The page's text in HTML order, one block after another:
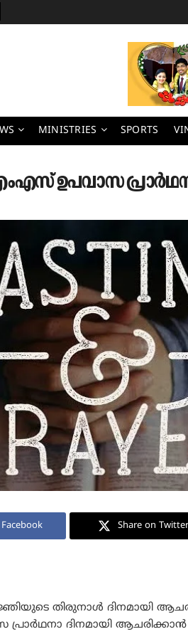
MINISTRIES SPORTS
ഉപവാസ
Share on Twitter
തിരുനാൾ ദിനമായി
ദിനമായി